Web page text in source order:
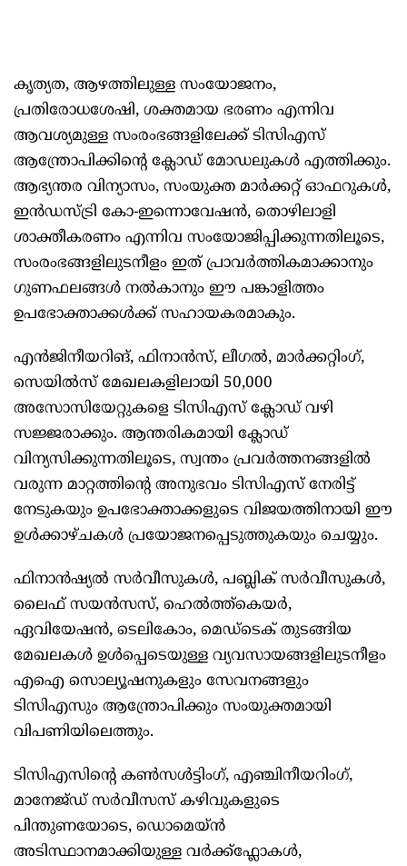
കൃത്യത, ആഴത്തിലുള്ള സംയോജനം,
പ്രതിരോധശേഷി, ശക്തമായ ഭരണം എന്നിവ
ആവശ്യമുള്ള സംരംഭങ്ങളിലേക്ക് ടിസിഎസ്
ആന്ത്രോപിക്കിന്‍റെ ക്ലോഡ് മോഡലുകൾ എത്തിക്കും.
ആഭ്യന്തര വിന്യാസം, സംയുക്ത മാർക്കറ്റ് ഓഫറുകൾ,
ഇൻഡസ്ട്രി കോ-ഇന്നൊവേഷൻ, തൊഴിലാളി
ശാക്തീകരണം എന്നിവ സംയോജിപ്പിക്കുന്നതിലൂടെ,
സംരംഭങ്ങളിലുടനീളം ഇത് പ്രാവർത്തികമാക്കാനും
ഗുണഫലങ്ങൾ നൽകാനും ഈ പങ്കാളിത്തം
ഉപഭോക്താക്കൾക്ക് സഹായകരമാകും.
എൻജിനീയറിങ്, ഫിനാൻസ്, ലീഗൽ, മാർക്കറ്റിംഗ്,
സെയിൽസ് മേഖലകളിലായി 50,000
അസോസിയേറ്റുകളെ ടിസിഎസ് ക്ലോഡ് വഴി
സജ്ജരാക്കും. ആന്തരികമായി ക്ലോഡ്
വിന്യസിക്കുന്നതിലൂടെ, സ്വന്തം പ്രവർത്തനങ്ങളിൽ
വരുന്ന മാറ്റത്തിന്‍റെ അനുഭവം ടിസിഎസ് നേരിട്ട്
നേടുകയും ഉപഭോക്താക്കളുടെ വിജയത്തിനായി ഈ
ഉൾക്കാഴ്‌ചകൾ പ്രയോജനപ്പെടുത്തുകയും ചെയ്യും.
ഫിനാൻഷ്യൽ സർവീസുകൾ, പബ്ലിക് സർവീസുകൾ,
ലൈഫ് സയൻസസ്, ഹെൽത്ത്‌കെയർ,
ഏവിയേഷൻ, ടെലികോം, മെഡ്‌ടെക് തുടങ്ങിയ
മേഖലകൾ ഉൾപ്പെടെയുള്ള വ്യവസായങ്ങളിലുടനീളം
എഐ സൊല്യൂഷനുകളും സേവനങ്ങളും
ടിസിഎസും ആന്ത്രോപിക്കും സംയുക്തമായി
വിപണിയിലെത്തും.
ടിസിഎസിന്‍റെ കൺസൾട്ടിംഗ്, എഞ്ചിനീയറിംഗ്,
മാനേജ്‌ഡ് സർവീസസ് കഴിവുകളുടെ
പിന്തുണയോടെ, ഡൊമെയ്ൻ
അടിസ്ഥാനമാക്കിയുള്ള വർക്ക്ഫ്ലോകൾ,